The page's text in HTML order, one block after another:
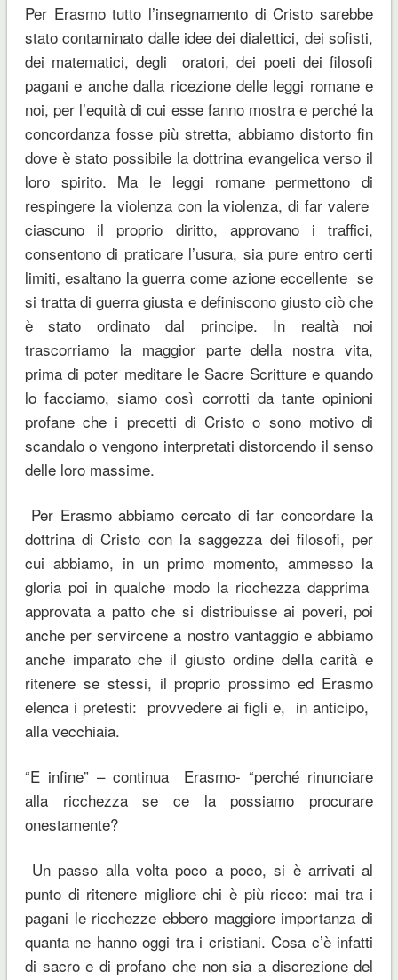
Per Erasmo tutto l’insegnamento di Cristo sarebbe
stato contaminato dalle idee dei dialettici, dei sofisti,
dei matematici, degli oratori, dei poeti dei filosofi
pagani e anche dalla ricezione delle leggi romane e
noi, per l’equità di cui esse fanno mostra e perché la
concordanza fosse più stretta, abbiamo distorto fin
dove è stato possibile la dottrina evangelica verso il
loro spirito. Ma le leggi romane permettono di
respingere la violenza con la violenza, di far valere
ciascuno il proprio diritto, approvano i traffici,
consentono di praticare l’usura, sia pure entro certi
limiti, esaltano la guerra come azione eccellente se
si tratta di guerra giusta e definiscono giusto ciò che
è stato ordinato dal principe. In realtà noi
trascorriamo la maggior parte della nostra vita,
prima di poter meditare le Sacre Scritture e quando
lo facciamo, siamo così corrotti da tante opinioni
profane che i precetti di Cristo o sono motivo di
scandalo o vengono interpretati distorcendo il senso
delle loro massime.
Per Erasmo abbiamo cercato di far concordare la
dottrina di Cristo con la saggezza dei filosofi, per
cui abbiamo, in un primo momento, ammesso la
gloria poi in qualche modo la ricchezza dapprima
approvata a patto che si distribuisse ai poveri, poi
anche per servircene a nostro vantaggio e abbiamo
anche imparato che il giusto ordine della carità e
ritenere se stessi, il proprio prossimo ed Erasmo
elenca i pretesti: provvedere ai figli e, in anticipo,
alla vecchiaia.
“E infine” – continua Erasmo- “perché rinunciare
alla ricchezza se ce la possiamo procurare
onestamente?
Un passo alla volta poco a poco, si è arrivati al
punto di ritenere migliore chi è più ricco: mai tra i
pagani le ricchezze ebbero maggiore importanza di
quanta ne hanno oggi tra i cristiani. Cosa c’è infatti
di sacro e di profano che non sia a discrezione del